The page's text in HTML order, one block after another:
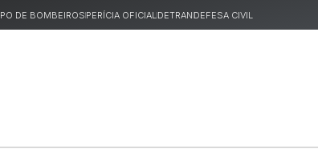
DE BOMBEIROSPERÍCIA OFICIALDETRANDEFESA CIVIL